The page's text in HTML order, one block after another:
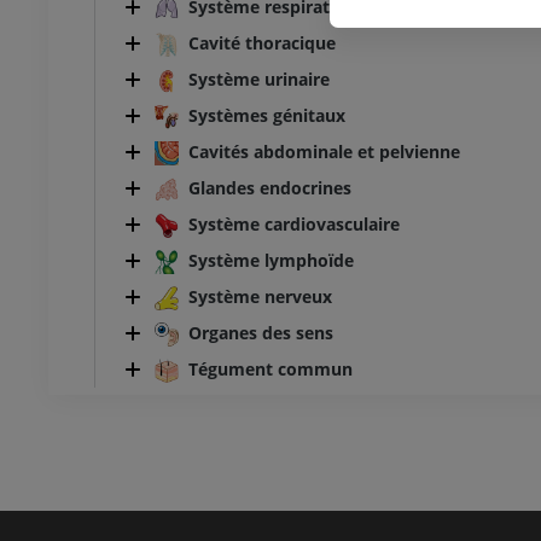
Système respiratoire
Cavité thoracique
Système urinaire
Systèmes génitaux
Cavités abdominale et pelvienne
Glandes endocrines
Système cardiovasculaire
Système lymphoïde
Système nerveux
Organes des sens
Tégument commun